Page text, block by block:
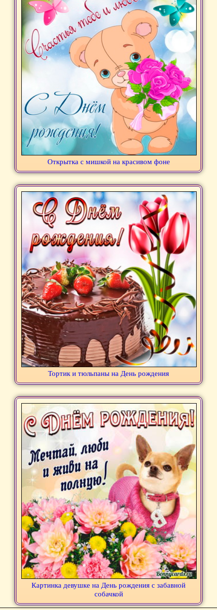
Открытка с мишкой на красивом фоне
Тортик и тюльпаны на День рождения
Картинка девушке на День рождения с забавной
собачкой